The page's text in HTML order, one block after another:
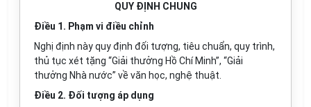
QUY ĐỊNH CHUNG
Điều 1. Phạm vi điều chỉnh
Nghị định này quy định đối tượng, tiêu chuẩn, quy trình,
thủ tục xét tặng “Giải thưởng Hồ Chí Minh”, “Giải
thưởng Nhà nước” về văn học, nghệ thuật.
Điều 2. Đối tượng áp dụng